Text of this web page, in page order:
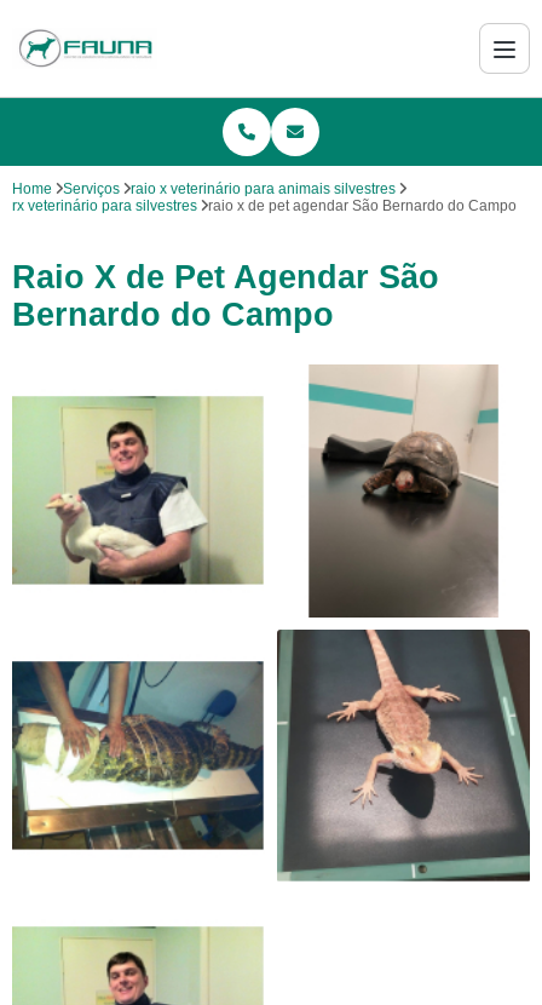
Home Serviços
raio x veterinário para animais silvestres
rx veterinário para silvestres
raio x de pet agendar São Bernardo do Campo
Raio X de Pet Agendar São
Bernardo do Campo